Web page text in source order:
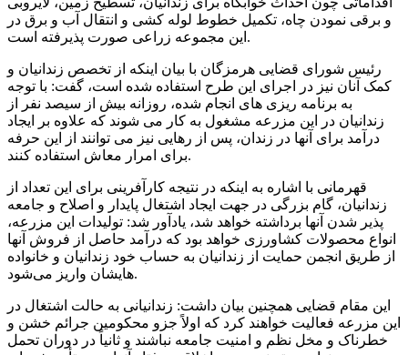
و برقی نمودن چاه، تکمیل خطوط لوله کشی و انتقال آب و برق در
این مجموعه زراعی صورت پذیرفته است.
رئیس شورای قضایی هرمزگان با بیان اینکه از تخصص زندانیان و
کمک آنان نیز در اجرای این طرح استفاده شده است، گفت: با توجه
به برنامه ریزی های انجام شده، روزانه بیش از سیصد نفر از
زندانیان در این مزرعه مشغول به کار می شوند که علاوه بر ایجاد
درآمد برای آنها در زندان، پس از رهایی نیز می توانند از این حرفه
برای امرار معاش استفاده کنند.
قهرمانی با اشاره به اینکه در نتیجه کارآفرینی برای این تعداد از
زندانیان، گام بزرگی در جهت ایجاد اشتغال پایدار و اصلاح و جامعه
پذیر شدن آنها برداشته خواهد شد، یادآور شد: تولیدات این مزرعه،
انواع محصولات کشاورزی خواهد بود که درآمد حاصل از فروش آنها
از طریق انجمن حمایت از زندانیان به حساب خود زندانیان و خانواده
هایشان واریز می‌شود.
این مقام قضایی همچنین بیان داشت: زندانیانی به حالت اشتغال در
این مزرعه فعالیت خواهند کرد که اولاً جزو محکومین جرائم خشن و
خطرناک و مخل نظم و امنیت جامعه نباشند و ثانیاً در دوران تحمل